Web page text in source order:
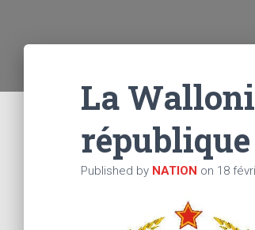
La
Published by NATION on 18